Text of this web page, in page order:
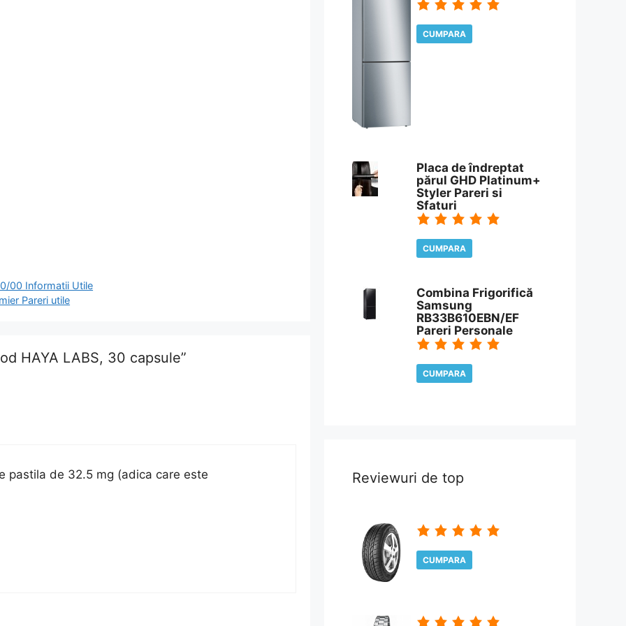
00 Informatii Utile
Pareri utile
HAYA LABS, 30 capsule”
pastila de 32.5 mg (adica care este
CUMPARA
Placa de îndreptat
părul GHD Platinum+
Styler Pareri si
Sfaturi
CUMPARA
Combina Frigorifică
Samsung
RB33B610EBN/EF
Pareri Personale
CUMPARA
Reviewuri de top
CUMPARA